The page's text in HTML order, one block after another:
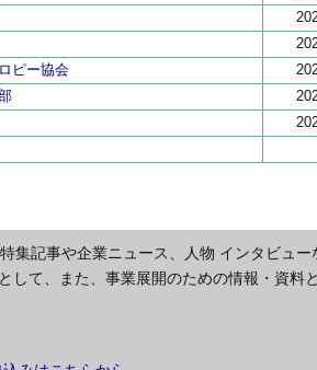
ピー協会
集記事や企業ニュース、人物 インタビュー
て、また、事業展開のための情報・資料